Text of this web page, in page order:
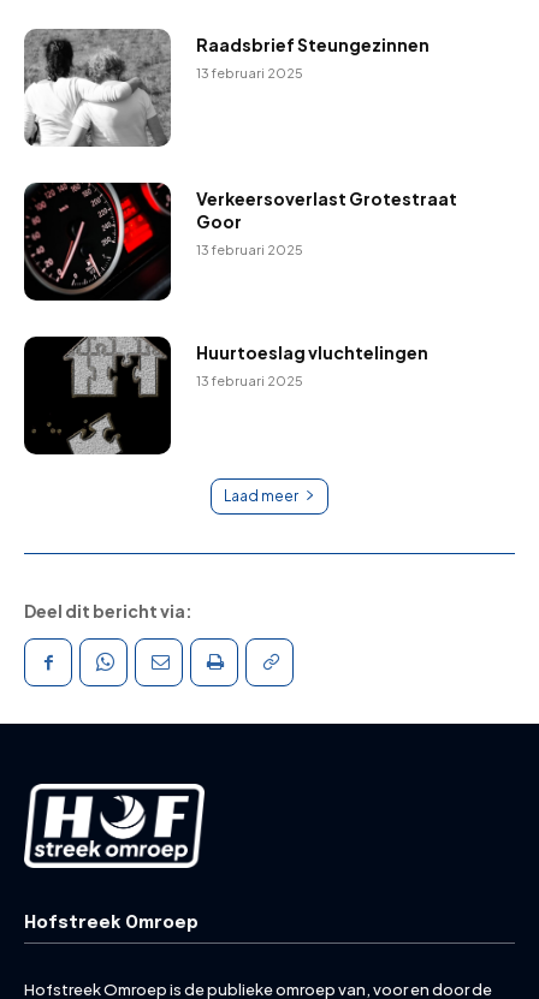
Raadsbrief Steungezinnen
13 februari 2025
Verkeersoverlast Grotestraat
Goor
13 februari 2025
Huurtoeslag vluchtelingen
13 februari 2025
Laad meer
Deel dit bericht via:
Hofstreek Omroep
Hofstreek Omroep is de publieke omroep van, voor en door de